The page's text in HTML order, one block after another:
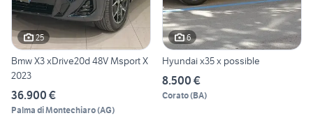
25
Bmw X3 xDrive20d 48V Msport X
2023
36.900 €
Palma di Montechiaro(AG)
6
Hyundai x35 x possible
8.500 €
Corato(BA)